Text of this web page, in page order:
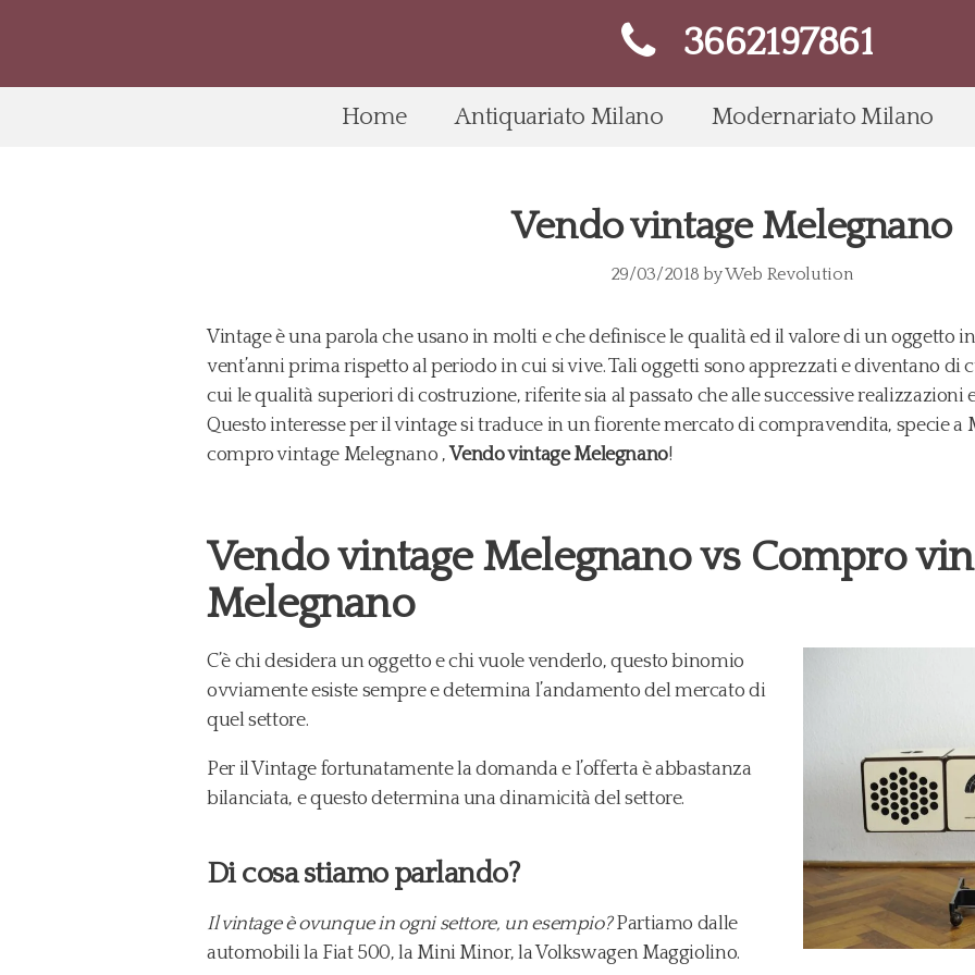
3662197861
Home Antiquariato Milano Modernariato Milano
Vendo vintage Melegnano
29/03/2018 byWeb Revolution
Vintage è una parola che usano in molti e che definisce le qualità ed il valore di un oggetto
vent’anni prima rispetto al periodo in cui si vive. Tali oggetti sono apprezzati e diventano di
cui le qualità superiori di costruzione, riferite sia al passato che alle successive
Questo interesse per il vintage si traduce in un fiorente mercato di compravendita, specie a
compro vintage Melegnano ,Vendo vintage Melegnano!
Vendo vintage Melegnano vs Compro
Melegnano
C’è chi desidera un oggetto e chi vuole venderlo, questo binomio
ovviamente esiste sempre e determina l’andamento del mercato di
quel settore.
Per il Vintage fortunatamente la domanda e l’offerta è abbastanza
bilanciata, e questo determina una dinamicità del settore.
Di cosa stiamo parlando?
Il vintage è ovunque in ogni settore, un esempio?Partiamo dalle
automobili la Fiat 500, la Mini Minor, la Volkswagen Maggiolino.